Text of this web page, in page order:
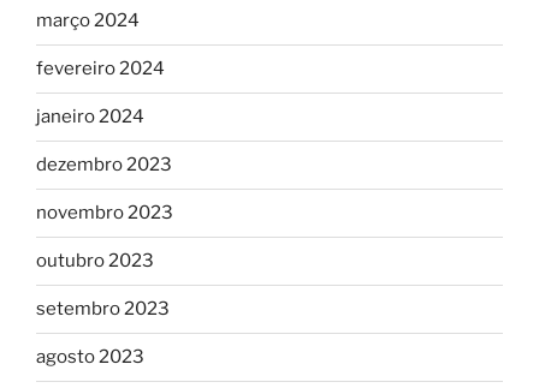
março 2024
fevereiro 2024
janeiro 2024
dezembro 2023
novembro 2023
outubro 2023
setembro 2023
agosto 2023